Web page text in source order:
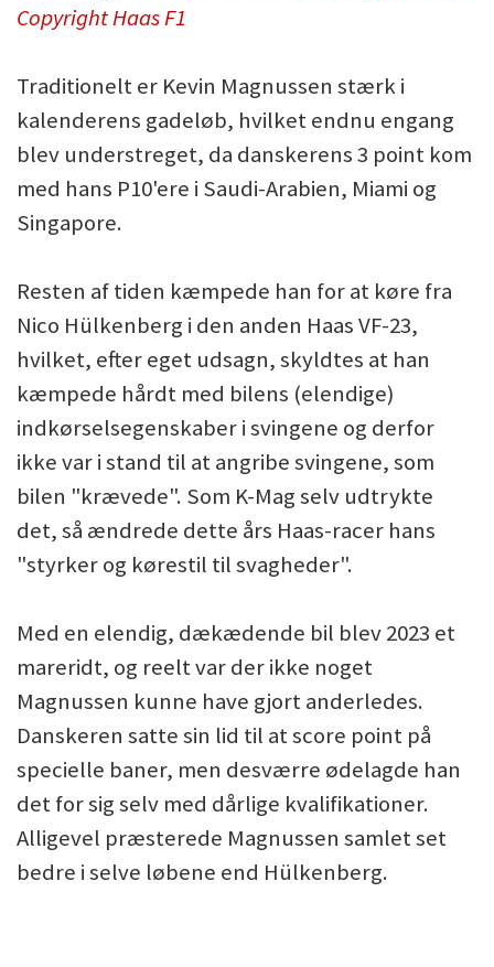
Copyright Haas F1
Traditionelt er Kevin Magnussen stærk i
kalenderens gadeløb, hvilket endnu engang
blev understreget, da danskerens 3 point kom
med hans P10'ere i Saudi-Arabien, Miami og
Singapore.
Resten af tiden kæmpede han for at køre fra
Nico Hülkenberg i den anden Haas VF-23,
hvilket, efter eget udsagn, skyldtes at han
kæmpede hårdt med bilens (elendige)
indkørselsegenskaber i svingene og derfor
ikke var i stand til at angribe svingene, som
bilen "krævede". Som K-Mag selv udtrykte
det, så ændrede dette års Haas-racer hans
"styrker og kørestil til svagheder".
Med en elendig, dækædende bil blev 2023 et
mareridt, og reelt var der ikke noget
Magnussen kunne have gjort anderledes.
Danskeren satte sin lid til at score point på
specielle baner, men desværre ødelagde han
det for sig selv med dårlige kvalifikationer.
Alligevel præsterede Magnussen samlet set
bedre i selve løbene end Hülkenberg.